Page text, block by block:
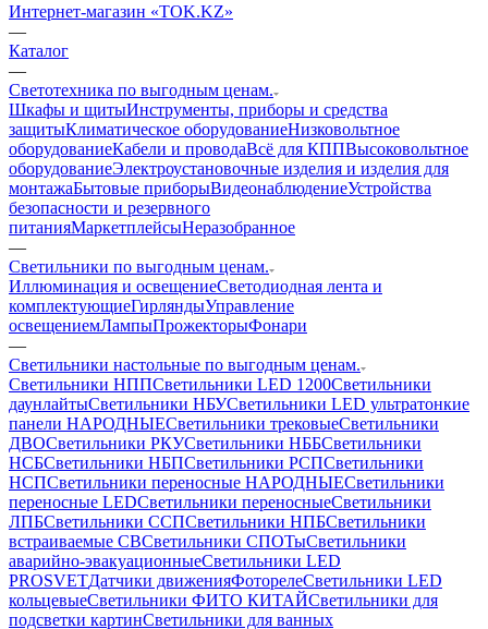
Интернет-магазин «TOK.KZ»
—
Каталог
—
Светотехника по выгодным ценам.
Шкафы и щитыИнструменты, приборы и средства
защитыКлиматическое оборудованиеНизковольтное
оборудованиеКабели и проводаВсё для КППВысоковольтное
оборудованиеЭлектроустановочные изделия и изделия для
монтажаБытовые приборыВидеонаблюдениеУстройства
безопасности и резервного
питанияМаркетплейсыНеразобранное
—
Светильники по выгодным ценам.
Иллюминация и освещениеСветодиодная лента и
комплектующиеГирляндыУправление
освещениемЛампыПрожекторыФонари
—
Светильники настольные по выгодным ценам.
Светильники НППСветильники LED 1200Светильники
даунлайтыСветильники НБУСветильники LED ультратонкие
панели НАРОДНЫЕСветильники трековыеСветильники
ДВОСветильники РКУСветильники НББСветильники
НСБСветильники НБПСветильники РСПСветильники
НСПСветильники переносные НАРОДНЫЕСветильники
переносные LEDСветильники переносныеСветильники
ЛПБСветильники ССПСветильники НПБСветильники
встраиваемые СВСветильники СПОТыСветильники
аварийно-эвакуационныеСветильники LED
PROSVETДатчики движенияФоторелеСветильники LED
кольцевыеСветильники ФИТО КИТАЙСветильники для
подсветки картинСветильники для ванных